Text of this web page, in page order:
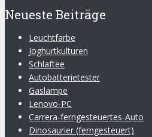
Neueste Beiträge
Leuchtfarbe
Joghurtkulturen
Schlaftee
Autobatterietester
Gaslampe
Lenovo-PC
Carrera-ferngesteuertes-Auto
Dinosaurier (ferngesteuert)